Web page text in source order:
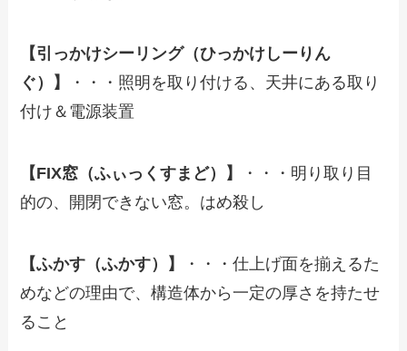
【引っかけシーリング（ひっかけしーりん
ぐ）】
・・・照明を取り付ける、天井にある取り
付け＆電源装置
【FIX窓（ふぃっくすまど）】
・・・明り取り目
的の、開閉できない窓。はめ殺し
【ふかす（ふかす）】
・・・仕上げ面を揃えるた
めなどの理由で、構造体から一定の厚さを持たせ
ること